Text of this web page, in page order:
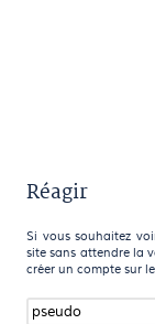
Réagir
Si vous souhaitez
site sans attendre la
créer un compte sur